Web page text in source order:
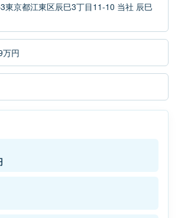
東京都江東区辰巳3丁目11-10 当社 辰巳
万円